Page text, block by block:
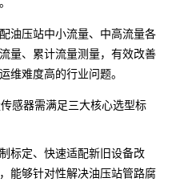
油压站中小流量、中高流量各
量、累计流量测量，有效改善
维难度高的行业问题。
感器需满足三大核心选型标
标定、快速适配新旧设备改
能够针对性解决油压站管路腐